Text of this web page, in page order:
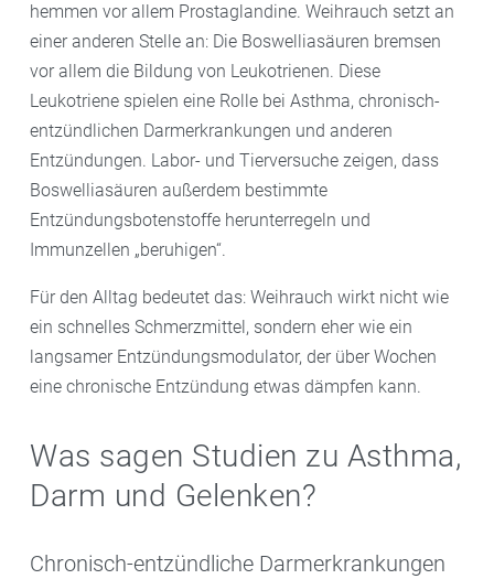
hemmen vor allem Prostaglandine. Weihrauch setzt an
einer anderen Stelle an: Die Boswelliasäuren bremsen
vor allem die Bildung von Leukotrienen. Diese
Leukotriene spielen eine Rolle bei Asthma, chronisch-
entzündlichen Darmerkrankungen und anderen
Entzündungen. Labor- und Tierversuche zeigen, dass
Boswelliasäuren außerdem bestimmte
Entzündungsbotenstoffe herunterregeln und
Immunzellen „beruhigen“.
Für den Alltag bedeutet das: Weihrauch wirkt nicht wie
ein schnelles Schmerzmittel, sondern eher wie ein
langsamer Entzündungsmodulator, der über Wochen
eine chronische Entzündung etwas dämpfen kann.
Was sagen Studien zu Asthma,
Darm und Gelenken?
Chronisch-entzündliche Darmerkrankungen